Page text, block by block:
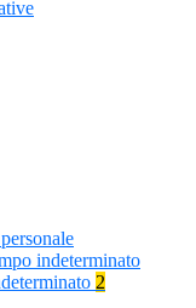
indeterminato
2